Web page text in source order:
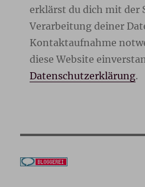
erklärst du dich mit der
Verarbeitung deiner
Kontaktaufnahme
diese Website
Datenschutzerklärung.